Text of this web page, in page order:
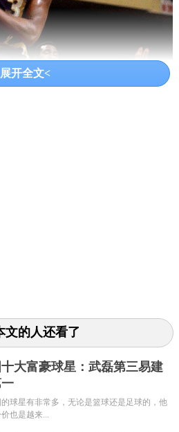
开全文<
文的人还看了
大富豪球星：武磊第三易建
球星有非常多，无论是篮球还是足球的，他
也是越来...